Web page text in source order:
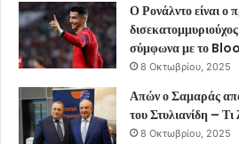
Ο Ρονάλντο είναι ο
σύμφωνα με το
8 Οκτωβρίου, 2025
Απών ο Σαμαράς
του Στυλιανίδη – Τι
8 Οκτωβρίου, 2025